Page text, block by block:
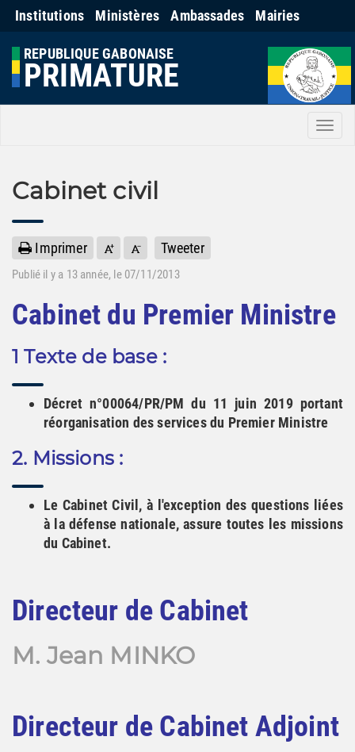
Institutions Ministères Ambassades Mairies
REPUBLIQUE GABONAISE
PRIMATURE
Menu
Cabinet civil
Imprimer Tweeter
Publié il y a 13 année, le 07/11/2013
Cabinet du Premier Ministre
1 Texte de base :
Décret n°00064/PR/PM du 11 juin 2019 portant
réorganisation des services du Premier Ministre
2. Missions :
Le Cabinet Civil, à l'exception des questions liées
à la défense nationale, assure toutes les missions
du Cabinet.
Directeur de Cabinet
M. Jean MINKO
Directeur de Cabinet Adjoint